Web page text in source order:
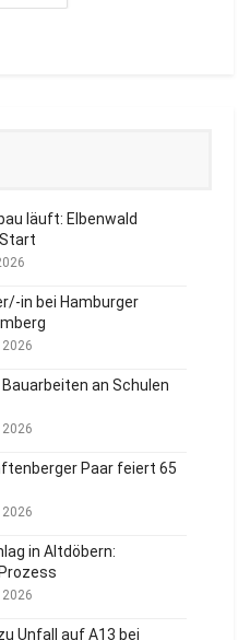
läuft: Elbenwald
in bei Hamburger
2026
an Schulen
2026
Paar feiert 65
2026
in Altdöbern:
2026
Unfall auf A13 bei